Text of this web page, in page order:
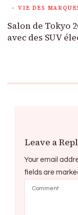
VIE DES
Salon de Tokyo
avec des SUV
Leave a
Your email
fields are